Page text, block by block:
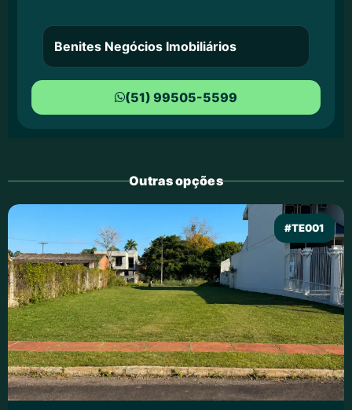
Benites Negócios Imobiliários
(51) 99505-5599
Outras opções
#TE001